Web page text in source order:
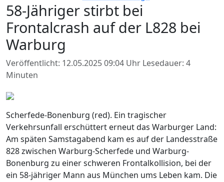
58-Jähriger stirbt bei
Frontalcrash auf der L828 bei
Warburg
Veröffentlicht: 12.05.2025 09:04 Uhr Lesedauer: 4
Minuten
Scherfede-Bonenburg (red). Ein tragischer
Verkehrsunfall erschüttert erneut das Warburger Land:
Am späten Samstagabend kam es auf der Landesstraße
828 zwischen Warburg-Scherfede und Warburg-
Bonenburg zu einer schweren Frontalkollision, bei der
ein 58-jähriger Mann aus München ums Leben kam. Die